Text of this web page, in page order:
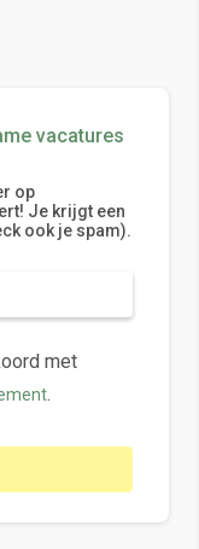
vacatures
op
Je krijgt een
ook je spam).
met
.